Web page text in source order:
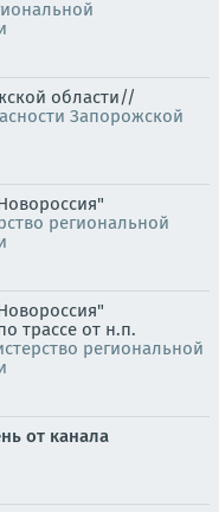
области//
Запорожской
региональной
трассе от н.п.
региональной
от канала